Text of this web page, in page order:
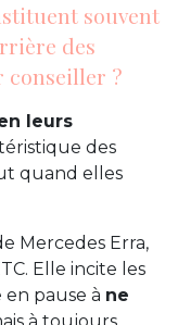
souvent
des
conseiller ?
leurs
des
quand elles
Mercedes Erra,
Elle incite les
pause à ne